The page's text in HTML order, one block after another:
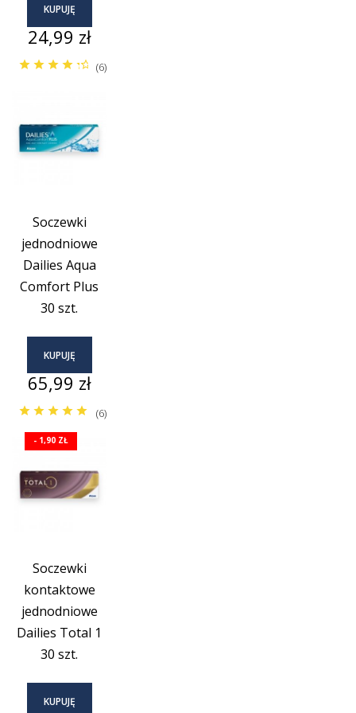
KUPUJĘ
Cena
24,99 zł
(6)
Soczewki
jednodniowe
Dailies Aqua
Comfort Plus
30 szt.
KUPUJĘ
Cena
65,99 zł
(6)
Soczewki
kontaktowe
jednodniowe
Dailies Total 1
30 szt.
KUPUJĘ
- 1,90 ZŁ